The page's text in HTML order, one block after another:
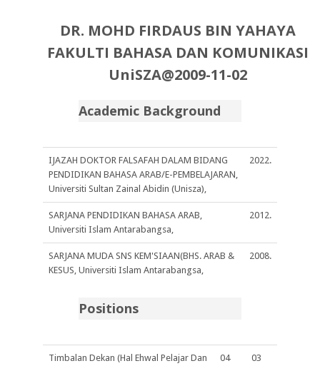
DR. MOHD FIRDAUS BIN YAHAYA
FAKULTI BAHASA DAN KOMUNIKASI
UniSZA@2009-11-02
Academic Background
IJAZAH DOKTOR FALSAFAH DALAM BIDANG
PENDIDIKAN BAHASA ARAB/E-PEMBELAJARAN,
Universiti Sultan Zainal Abidin (Unisza),
2022.
SARJANA PENDIDIKAN BAHASA ARAB,
Universiti Islam Antarabangsa,
2012.
SARJANA MUDA SNS KEM'SIAAN(BHS. ARAB &
KESUS, Universiti Islam Antarabangsa,
2008.
Positions
Timbalan Dekan (Hal Ehwal Pelajar Dan
04
03